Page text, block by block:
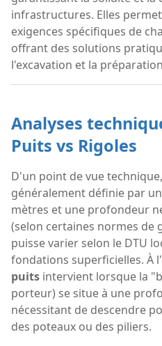
infrastructures. Elles
exigences spécifiques de
offrant des solutions
l'excavation et la
Analyses
Puits vs Rigoles
D'un point de vue
généralement définie par
mètres et une profondeur
(selon certaines normes de
puisse varier selon le DTU
fondations superficielles. À
puits intervient lorsque la
porteur) se situe à une
nécessitant de descendre
des poteaux ou des piliers.